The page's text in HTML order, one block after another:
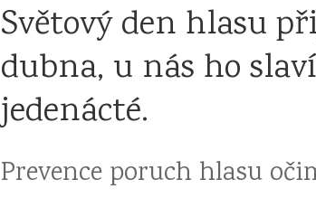
Světový den hlasu
dubna, u nás ho
jedenácté.
Prevence poruch hlasu